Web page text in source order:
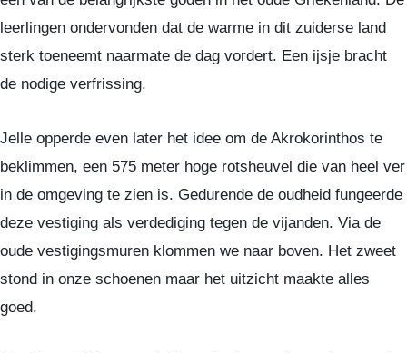
leerlingen ondervonden dat de warme in dit zuiderse land
sterk toeneemt naarmate de dag vordert. Een ijsje bracht
de nodige verfrissing.
Jelle opperde even later het idee om de Akrokorinthos te
beklimmen, een 575 meter hoge rotsheuvel die van heel ver
in de omgeving te zien is. Gedurende de oudheid fungeerde
deze vestiging als verdediging tegen de vijanden. Via de
oude vestigingsmuren klommen we naar boven. Het zweet
stond in onze schoenen maar het uitzicht maakte alles
goed.